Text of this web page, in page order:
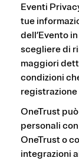
Eventi
tue
dell’Evento
scegliere di
maggiori
condizioni
registrazione
OneTrust
personali
OneTrust o
integrazioni